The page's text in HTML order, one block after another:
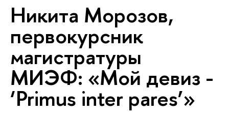
Никита Морозов,
первокурсник
магистратуры
МИЭФ: «Мой девиз -
‘Primus inter pares’»